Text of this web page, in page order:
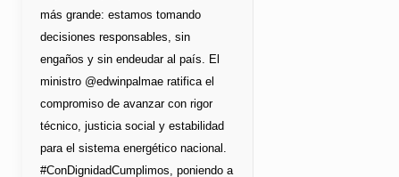
más grande: estamos tomando
decisiones responsables, sin
engaños y sin endeudar al país. El
ministro @edwinpalmae ratifica el
compromiso de avanzar con rigor
técnico, justicia social y estabilidad
para el sistema energético nacional.
#ConDignidadCumplimos, poniendo a